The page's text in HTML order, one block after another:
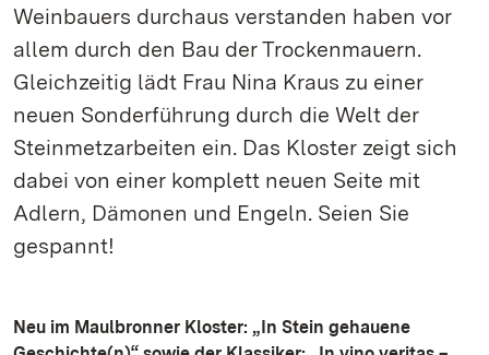
Weinbauers durchaus verstanden haben vor
allem durch den Bau der Trockenmauern.
Gleichzeitig lädt Frau Nina Kraus zu einer
neuen Sonderführung durch die Welt der
Steinmetzarbeiten ein. Das Kloster zeigt sich
dabei von einer komplett neuen Seite mit
Adlern, Dämonen und Engeln. Seien Sie
gespannt!
Neu im Maulbronner Kloster: „In Stein gehauene